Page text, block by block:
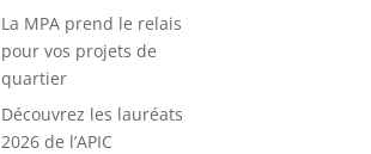
La MPA prend le relais
pour vos projets de
quartier
Découvrez les lauréats
2026 de l’APIC